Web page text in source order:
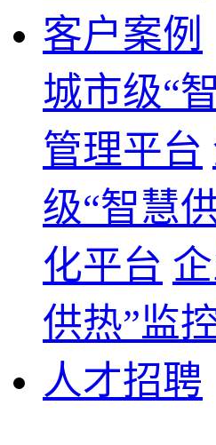
客户案例
城市级“
管理平台
级“智慧
化平台
供热”监
人才招聘